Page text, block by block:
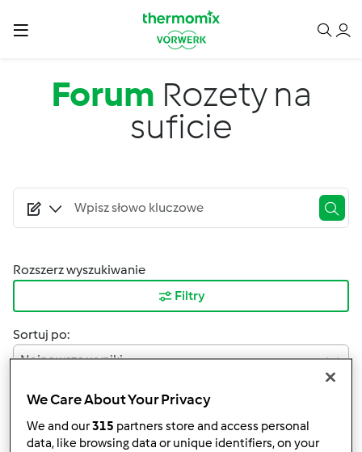
Forum Rozety na
suficie
Rozszerz wyszukiwanie
Filtry
Sortuj po:
Najnowsze wyniki
Wyników na stronę:
10
We Care About Your Privacy
We and our315 partners store and access personal
data, like browsing data or unique identifiers, on your